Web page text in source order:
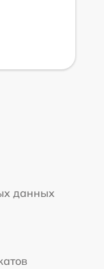
данных